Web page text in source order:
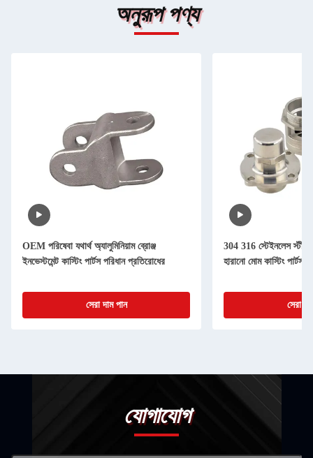
অনুরূপ পণ্য
OEM পরিষেবা যথার্থ অ্যালুমিনিয়াম ব্রোঞ্জ
ইনভেস্টমেন্ট কাস্টিং পার্টস পরিধান প্রতিরোধের
সেরা দাম পান
304 316 স্টেইনলেস স্টীল
হারানো মোম কাস্টিং পার্টস
সেরা
যোগাযোগ